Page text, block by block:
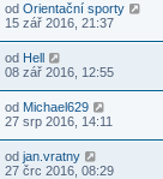
od Orientační sporty
15 zář 2016, 21:37
od Hell
08 zář 2016, 12:55
od Michael629
27 srp 2016, 14:11
od jan.vratny
27 črc 2016, 08:29